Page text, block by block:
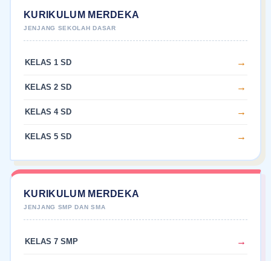
KURIKULUM MERDEKA
KELAS 1 SD
KELAS 2 SD
KELAS 4 SD
KELAS 5 SD
KURIKULUM MERDEKA
KELAS 7 SMP